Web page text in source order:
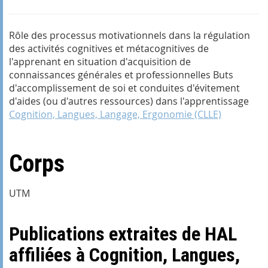
Rôle des processus motivationnels dans la régulation
des activités cognitives et métacognitives de
l'apprenant en situation d'acquisition de
connaissances générales et professionnelles Buts
d'accomplissement de soi et conduites d'évitement
d'aides (ou d'autres ressources) dans l'apprentissage
Cognition, Langues, Langage, Ergonomie (CLLE)
Corps
UTM
Publications extraites de HAL
affiliées à Cognition, Langues,